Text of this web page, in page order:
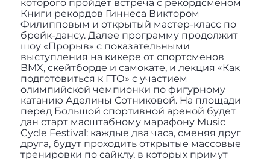
которого пройдет встреча с рекордсменом
Книги рекордов Гиннеса Виктором
Филипповым и открытый мастер-класс по
брейк-дансу. Далее программу продолжит
шоу «Прорыв» с показательными
выступления на кикере от спортсменов
BMX, скейтборде и самокате, и лекция «Как
подготовиться к ГТО» с участием
олимпийской чемпионки по фигурному
катанию Аделины Сотниковой. На площади
перед Большой спортивной ареной будет
дан старт масштабному марафону Music
Cycle Festival: каждые два часа, сменяя друг
друга, будут проходить открытые массовые
тренировки по сайклу, в которых примут